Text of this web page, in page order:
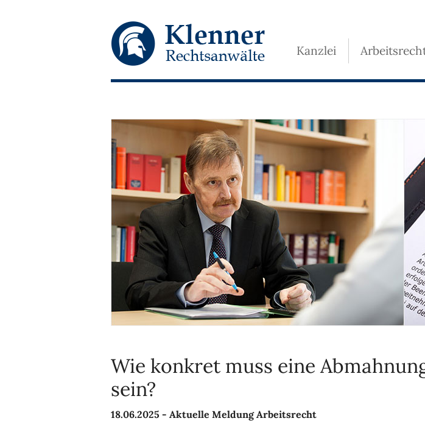
Kanzlei
Wie konkret muss eine
sein?
18.06.2025 - Aktuelle Meldung Arbeitsrecht